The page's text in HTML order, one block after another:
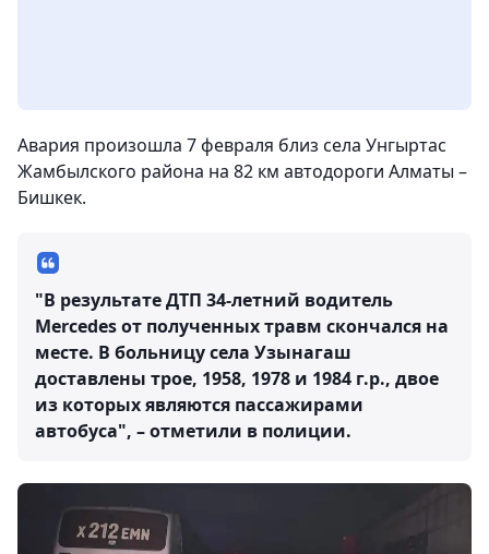
Авария произошла 7 февраля близ села Унгыртас
Жамбылского района на 82 км автодороги Алматы –
Бишкек.
"В результате ДТП 34-летний водитель
Mercedes от полученных травм скончался на
месте. В больницу села Узынагаш
доставлены трое, 1958, 1978 и 1984 г.р., двое
из которых являются пассажирами
автобуса", – отметили в полиции.